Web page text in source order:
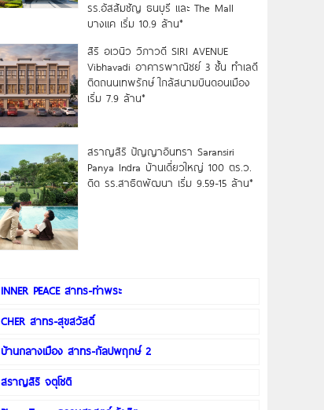
รร.อัสสัมชัญ ธนบุรี และ The Mall
บางแค เริ่ม 10.9 ล้าน*
สิริ อเวนิว วิภาวดี SIRI AVENUE
Vibhavadi อาคารพาณิชย์ 3 ชั้น ทำเลดี
ติดถนนเทพรักษ์ ใกล้สนามบินดอนเมือง
เริ่ม 7.9 ล้าน*
สราญสิริ ปัญญาอินทรา Saransiri
Panya Indra บ้านเดี่ยวใหญ่ 100 ตร.ว.
ดิด รร.สาธิตพัฒนา เริ่ม 9.59-15 ล้าน*
INNER PEACE สาทร-ท่าพระ
CHER สาทร-สุขสวัสดิ์
บ้านกลางเมือง สาทร-กัลปพฤกษ์ 2
สราญสิริ จตุโชติ